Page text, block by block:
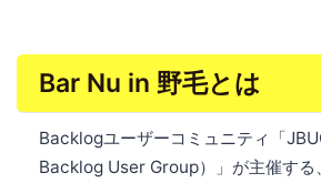
Bar Nu in 野毛とは
Backlogユーザーコミュニティ「
Backlog User Group）」が主催する